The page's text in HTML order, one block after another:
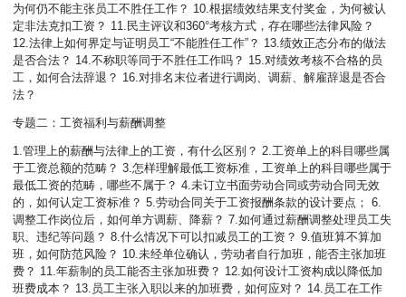
为何仍不能主张员工不胜任工作？ 10.根据绩效结果支付奖金，为何被认
定非法克扣工资？ 11.民主评议和360°考核方式，存在哪些法律风险？
12.法律上如何界定与证明员工“不能胜任工作”？ 13.绩效正态分布的做法
是否合法？ 14.不称职等同于不胜任工作吗？ 15.对绩效考核不合格的员
工，如何合法辞退？ 16.对排名末位者进行调岗、调薪、解雇辞退是否合
法？
专题二：工资福利与薪酬调整
1.管理上的薪酬与法律上的工资，有什么区别？ 2.工资单上的科目哪些属
于工资总额的范畴？ 3.怎样理解最低工资标准，工资单上的科目哪些属于
最低工资的范畴，哪些不属于？ 4.未订立书面劳动合同或劳动合同无效
的，如何认定工资标准？ 5.劳动合同关于工资报酬条款的设计要点； 6.
调整工作岗位后，如何单方调薪、降薪？ 7.如何通过薪酬调整处理员工失
职、违纪等问题？ 8.什么情况下可以扣减员工的工资？ 9.值班算不算加
班，如何防范风险？ 10.未经单位确认，劳动者自行加班，能否主张加班
费？ 11.年薪制的员工能否主张加班费？ 12.如何设计工资构成以降低加
班费成本？ 13.员工主张入职以来的加班费，如何应对？ 14.员工在工作